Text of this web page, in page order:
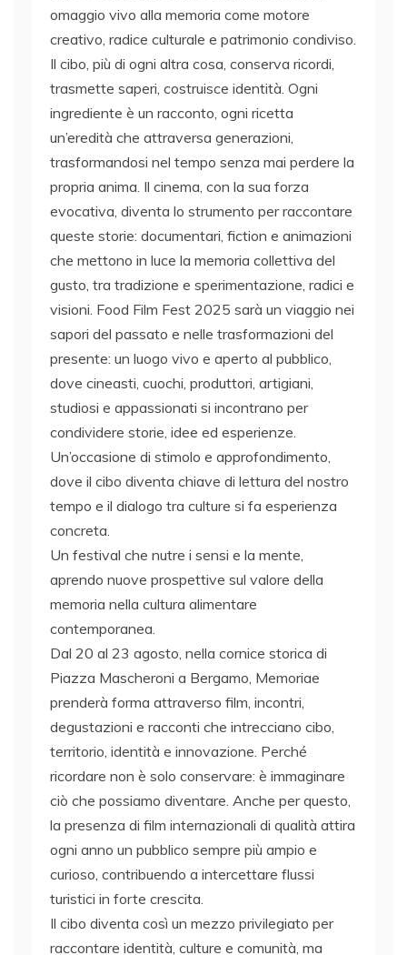
omaggio vivo alla memoria come motore
creativo, radice culturale e patrimonio condiviso.
Il cibo, più di ogni altra cosa, conserva ricordi,
trasmette saperi, costruisce identità. Ogni
ingrediente è un racconto, ogni ricetta
un’eredità che attraversa generazioni,
trasformandosi nel tempo senza mai perdere la
propria anima. Il cinema, con la sua forza
evocativa, diventa lo strumento per raccontare
queste storie: documentari, fiction e animazioni
che mettono in luce la memoria collettiva del
gusto, tra tradizione e sperimentazione, radici e
visioni. Food Film Fest 2025 sarà un viaggio nei
sapori del passato e nelle trasformazioni del
presente: un luogo vivo e aperto al pubblico,
dove cineasti, cuochi, produttori, artigiani,
studiosi e appassionati si incontrano per
condividere storie, idee ed esperienze.
Un’occasione di stimolo e approfondimento,
dove il cibo diventa chiave di lettura del nostro
tempo e il dialogo tra culture si fa esperienza
concreta.
Un festival che nutre i sensi e la mente,
aprendo nuove prospettive sul valore della
memoria nella cultura alimentare
contemporanea.
Dal 20 al 23 agosto, nella cornice storica di
Piazza Mascheroni a Bergamo, Memoriae
prenderà forma attraverso film, incontri,
degustazioni e racconti che intrecciano cibo,
territorio, identità e innovazione. Perché
ricordare non è solo conservare: è immaginare
ciò che possiamo diventare. Anche per questo,
la presenza di film internazionali di qualità attira
ogni anno un pubblico sempre più ampio e
curioso, contribuendo a intercettare flussi
turistici in forte crescita.
Il cibo diventa così un mezzo privilegiato per
raccontare identità, culture e comunità, ma